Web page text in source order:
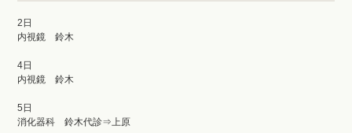
2日
内視鏡 鈴木
4日
内視鏡 鈴木
5日
消化器科 鈴木代診⇒上原